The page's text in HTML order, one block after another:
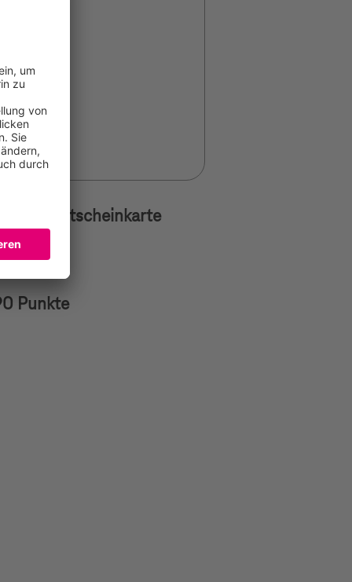
Gutscheinkarte
Punkte